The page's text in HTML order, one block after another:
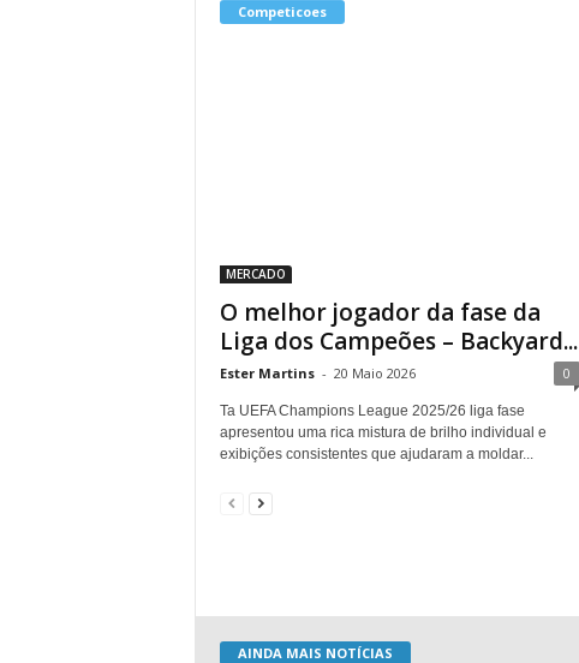
Competicoes
MERCADO
O melhor jogador da fase da
Liga dos Campeões – Backyard...
Ester Martins - 20 Maio 2026 0
Ta UEFA Champions League 2025/26 liga fase
apresentou uma rica mistura de brilho individual e
exibições consistentes que ajudaram a moldar...
AINDA MAIS NOTÍCIAS